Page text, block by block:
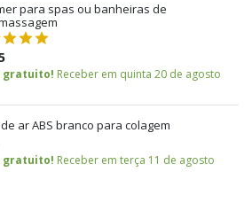
para spas ou banheiras de
gratuito! Receber em quinta 20 de agosto
ar ABS branco para colagem
gratuito! Receber em terça 11 de agosto